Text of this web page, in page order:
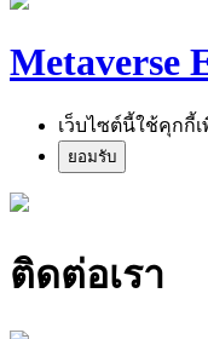
Metaverse
เว็บไซต์นี้ใช้คุกกี้
ยอมรับ
ติดต่อเรา